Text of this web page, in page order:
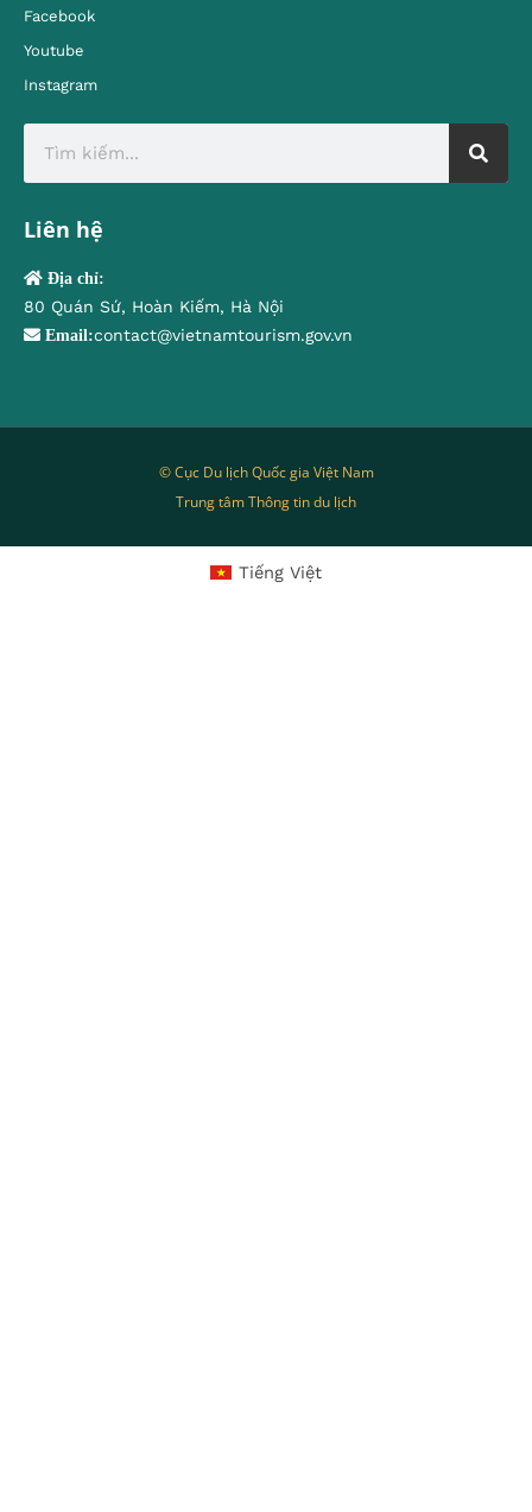
Facebook
Youtube
Instagram
Liên hệ
Địa chỉ:
80 Quán Sứ, Hoàn Kiếm, Hà Nội
Email:contact@vietnamtourism.gov.vn
© Cục Du lịch Quốc gia Việt Nam
Trung tâm Thông tin du lịch
Tiếng Việt